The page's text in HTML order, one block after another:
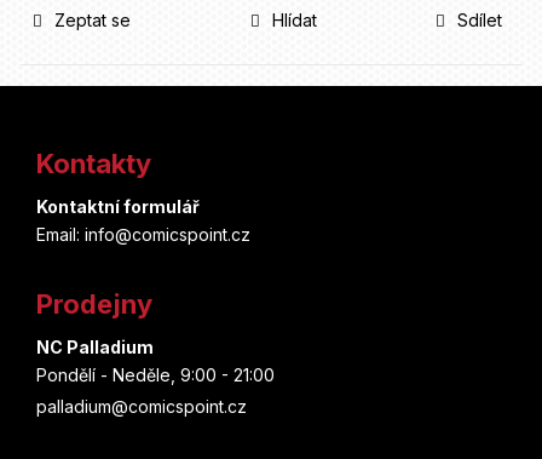
Zeptat se Hlídat Sdílet
Kontakty
Kontaktní formulář
Email: info@comicspoint.cz
Prodejny
NC Palladium
Pondělí - Neděle, 9:00 - 21:00
palladium@comicspoint.cz